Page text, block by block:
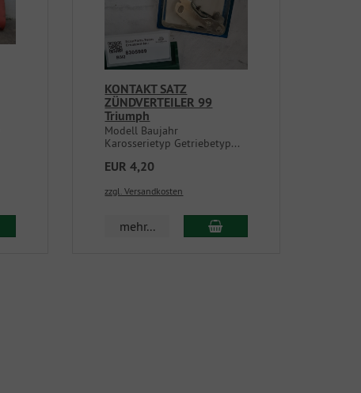
KONTAKT SATZ
ZÜNDVERTEILER 99
Triumph
Modell Baujahr
Karosserietyp Getriebetyp...
EUR 4,20
zzgl. Versandkosten
mehr...